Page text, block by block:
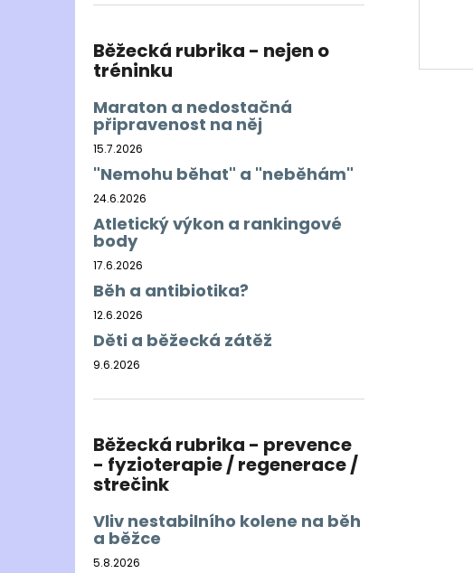
Běžecká rubrika - nejen o
tréninku
Maraton a nedostačná
připravenost na něj
15.7.2026
"Nemohu běhat" a "neběhám"
24.6.2026
Atletický výkon a rankingové
body
17.6.2026
Běh a antibiotika?
12.6.2026
Děti a běžecká zátěž
9.6.2026
Běžecká rubrika - prevence
- fyzioterapie / regenerace /
strečink
Vliv nestabilního kolene na běh
a běžce
5.8.2026
BĚŽECKÁ BUNDA RONHILL EVERYDAY
899 Kč
Původně:1 200 Kč